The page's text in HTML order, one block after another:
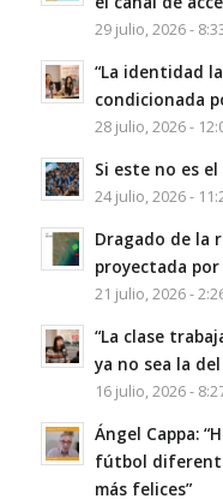
29 julio, 2026 -
“La identidad
condicionada
28 julio, 2026 -
Si este no es
24 julio, 2026 -
Dragado de la
proyectada
21 julio, 2026 -
“La clase
ya no sea la del
16 julio, 2026 -
Ángel Cappa:
fútbol
más felices”